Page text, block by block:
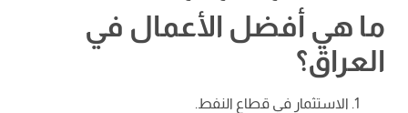
ما هي أفضل الأعمال في
العراق؟
الاستثمار في قطاع النفط.